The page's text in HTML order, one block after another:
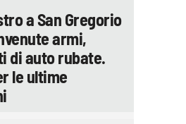
a San Gregorio
armi,
di auto rubate.
le ultime